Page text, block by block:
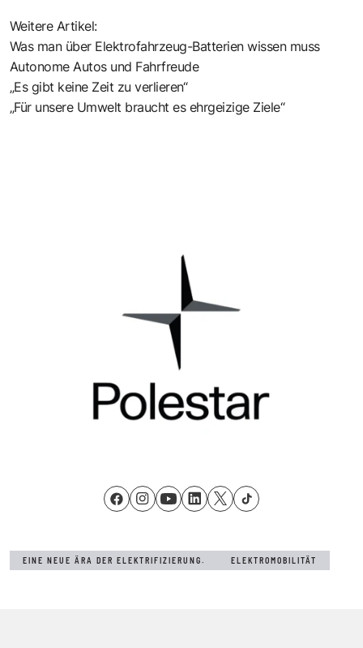
Weitere Artikel:
Was man über Elektrofahrzeug-Batterien wissen muss
Autonome Autos und Fahrfreude
„Es gibt keine Zeit zu verlieren“
„Für unsere Umwelt braucht es ehrgeizige Ziele“
EINE NEUE ÄRA DER ELEKTRIFIZIERUNG. ELEKTROMOBILITÄT